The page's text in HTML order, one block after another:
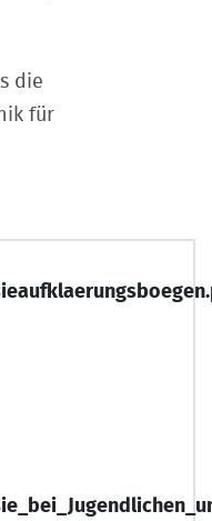
die
für